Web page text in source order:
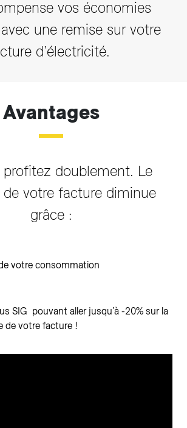
vos économies
avec une remise sur votre
d’électricité.
Avantages
profitez doublement. Le
votre facture diminue
grâce :
votre consommation
SIG pouvant aller jusqu’à -20% sur la
de votre facture !